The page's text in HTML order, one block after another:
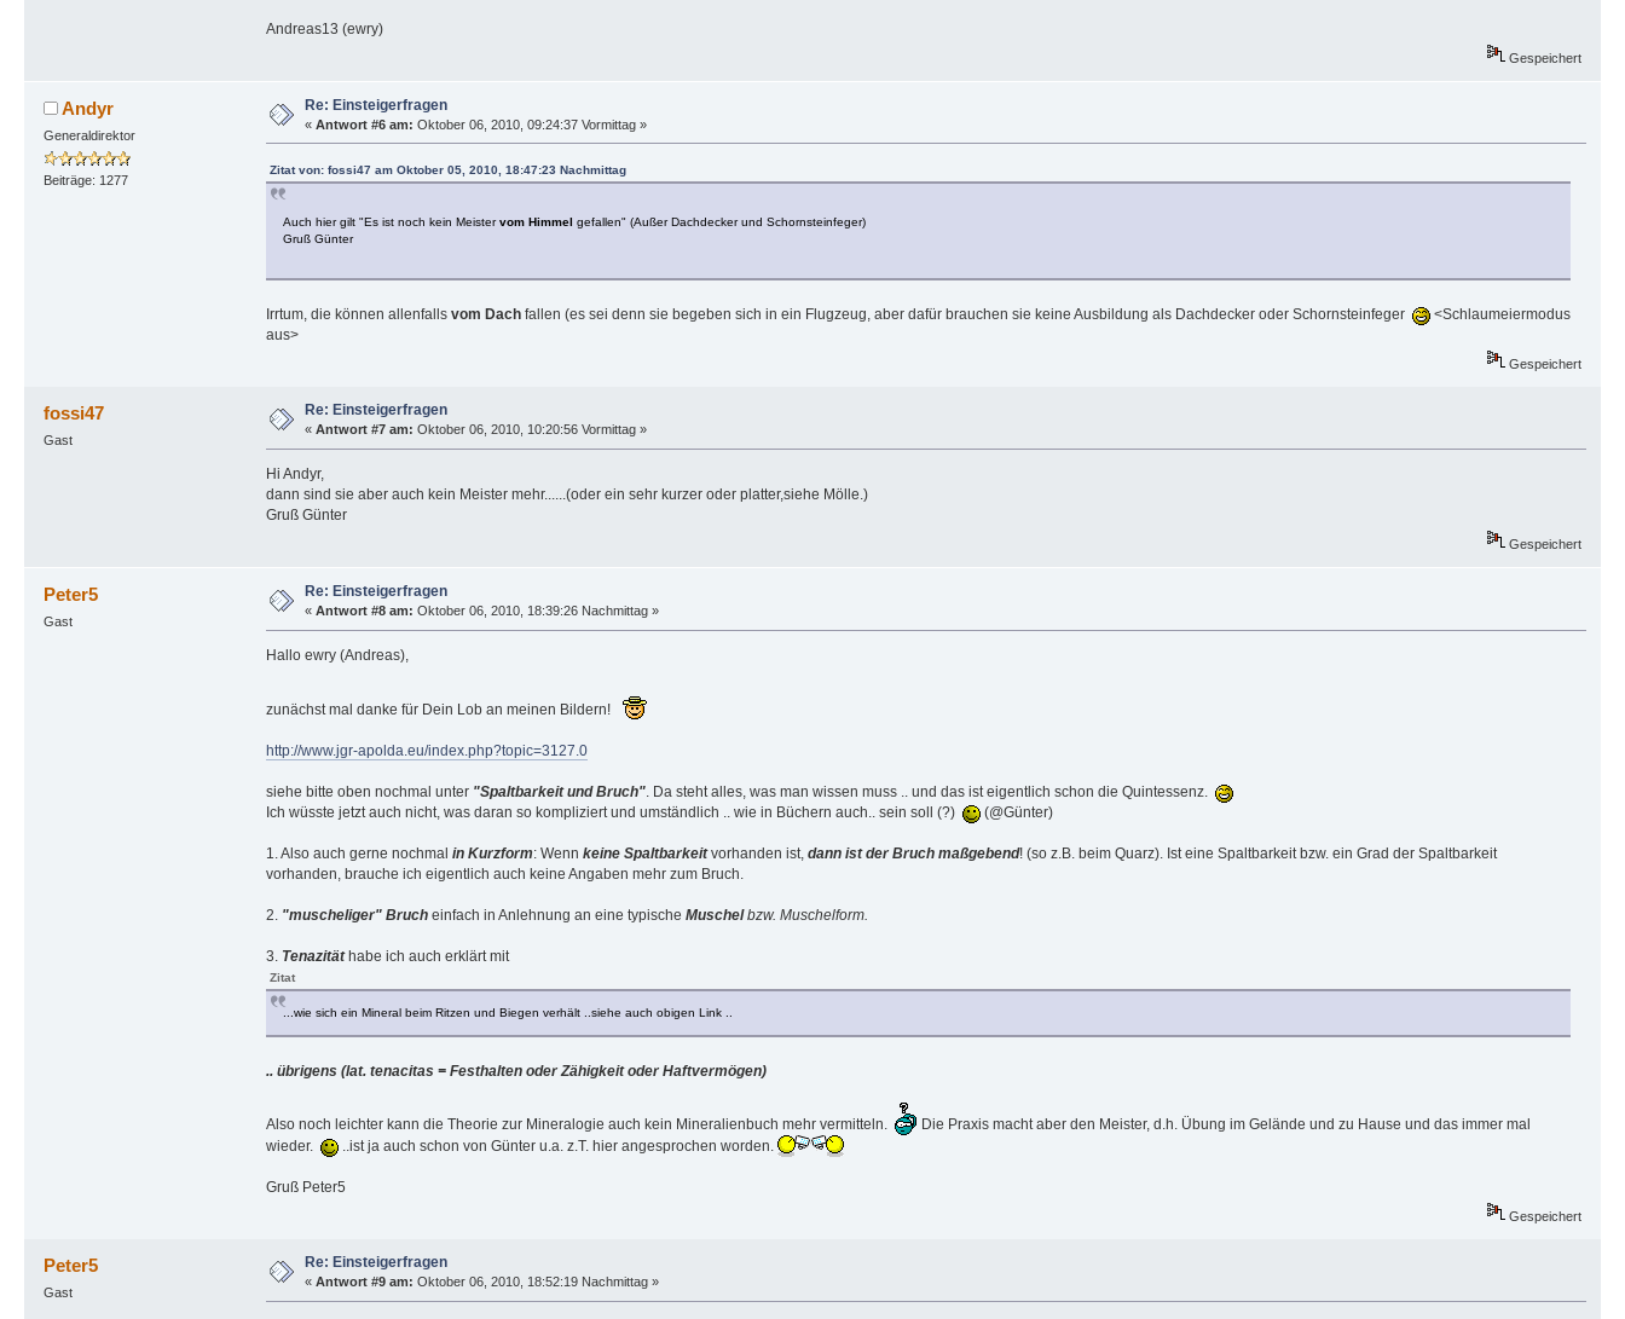
Andreas13 (ewry)
Gespeichert
Andyr
Generaldirektor
Beiträge: 1277
Re: Einsteigerfragen
« Antwort #6 am: Oktober 06, 2010, 09:24:37 Vormittag »
Zitat von: fossi47 am Oktober 05, 2010, 18:47:23 Nachmittag
Auch hier gilt "Es ist noch kein Meistervom Himmel gefallen" (Außer Dachdecker und Schornsteinfeger)
Gruß Günter
Irrtum, die können allenfalls vom Dachfallen (es sei denn sie begeben sich in ein Flugzeug, aber dafür brauchen sie keine Ausbildung als Dachdecker oder Schornsteinfeger
<Schlaumeiermodus
aus>
Gespeichert
fossi47
Gast
Re: Einsteigerfragen
« Antwort #7 am: Oktober 06, 2010, 10:20:56 Vormittag »
Hi Andyr,
dann sind sie aber auch kein Meister mehr......(oder ein sehr kurzer oder platter,siehe Mölle.)
Gruß Günter
Gespeichert
Peter5
Gast
Re: Einsteigerfragen
« Antwort #8 am: Oktober 06, 2010, 18:39:26 Nachmittag »
Hallo ewry (Andreas),
zunächst mal danke für Dein Lob an meinen Bildern!
http://www.jgr-apolda.eu/index.php?topic=3127.0
siehe bitte oben nochmal unter "Spaltbarkeit und Bruch". Da steht alles, was man wissen muss .. und das ist eigentlich schon die Quintessenz.
Ich wüsste jetzt auch nicht, was daran so kompliziert und umständlich .. wie in Büchern auch.. sein soll (?)
(@Günter)
1. Also auch gerne nochmal in Kurzform: Wenn keine Spaltbarkeitvorhanden ist, dann ist der Bruch maßgebend! (so z.B. beim Quarz). Ist eine Spaltbarkeit bzw. ein Grad der Spaltbarkeit
vorhanden, brauche ich eigentlich auch keine Angaben mehr zum Bruch.
2. "muscheliger" Brucheinfach in Anlehnung an eine typische Muschelbzw. Muschelform.
3. Tenazitäthabe ich auch erklärt mit
Zitat
...wie sich ein Mineral beim Ritzen und Biegen verhält ..siehe auch obigen Link ..
.. übrigens (lat. tenacitas = Festhalten oder Zähigkeit oder Haftvermögen)
Also noch leichter kann die Theorie zur Mineralogie auch kein Mineralienbuch mehr vermitteln.
Die Praxis macht aber den Meister, d.h. Übung im Gelände und zu Hause und das immer mal
wieder.
..ist ja auch schon von Günter u.a. z.T. hier angesprochen worden.
Gruß Peter5
Gespeichert
Peter5
Gast
Re: Einsteigerfragen
« Antwort #9 am: Oktober 06, 2010, 18:52:19 Nachmittag »